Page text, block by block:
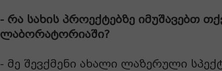
- რა სახის პროექტებზე იმუშავებთ
ლაბორატორიაში?
- მე შევქმენი ახალი ლაზერული